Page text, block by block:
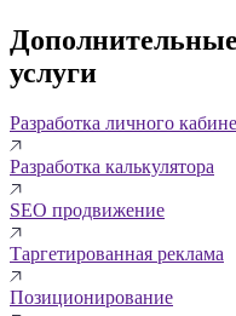
Дополнительные
услуги
Разработка личного
Разработка калькулятора
SEO продвижение
Таргетированная реклама
Позиционирование